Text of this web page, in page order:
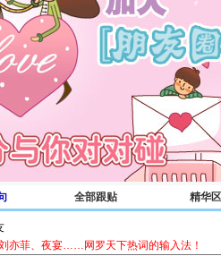
全部跟贴 精华区
亦菲、夜宴……网罗天下热词的输入法！